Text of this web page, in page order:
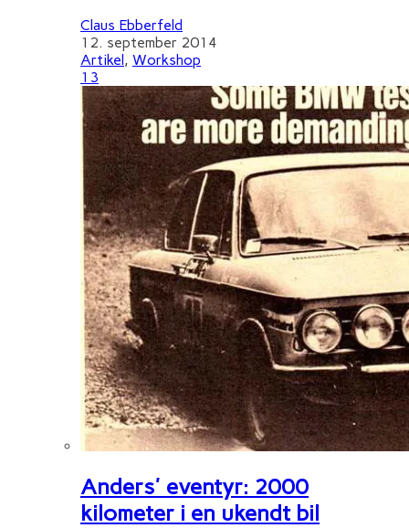
Claus Ebberfeld
12. september 2014
Artikel , Workshop
13
Anders' eventyr: 2000
kilometer i en ukendt bil